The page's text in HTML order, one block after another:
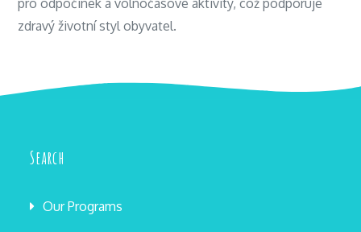
pro odpočinek a volnočasové aktivity, což podporuje
zdravý životní styl obyvatel.
Search
Our Programs